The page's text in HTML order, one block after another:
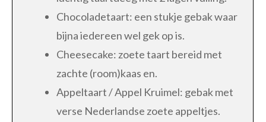
Chocoladetaart: een stukje gebak waar
bijna iedereen wel gek op is.
Cheesecake: zoete taart bereid met
zachte (room)kaas en.
Appeltaart / Appel Kruimel: gebak met
verse Nederlandse zoete appeltjes.